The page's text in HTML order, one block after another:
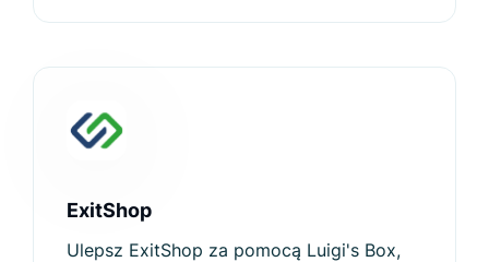
ExitShop
Ulepsz ExitShop za pomocą Luigi's Box,